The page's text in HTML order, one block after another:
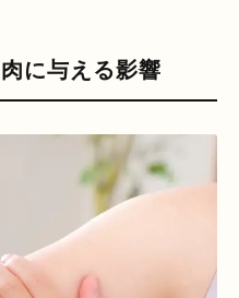
に与える影響